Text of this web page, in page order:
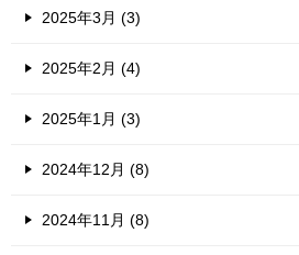
2025年3月 (3)
2025年2月 (4)
2025年1月 (3)
2024年12月 (8)
2024年11月 (8)